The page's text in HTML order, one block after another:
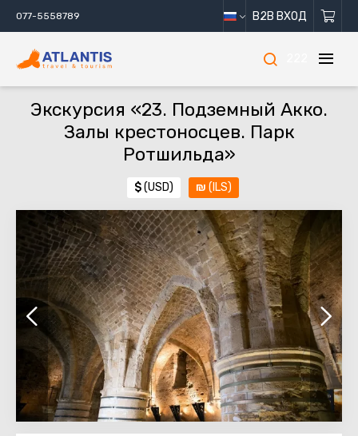
077-5558789 B2B ВХОД
Экскурсия «23. Подземный Акко.
Залы крестоносцев. Парк
Ротшильда»
$(USD) ₪ (ILS)